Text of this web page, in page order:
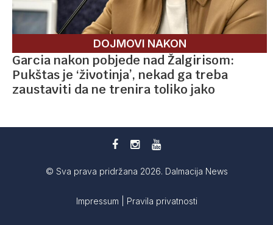
DOJMOVI NAKON
Garcia nakon pobjede nad Žalgirisom:
Pukštas je ‘životinja’, nekad ga treba
zaustaviti da ne trenira toliko jako
© Sva prava pridržana 2026. Dalmacija News
Impressum Pravila privatnosti